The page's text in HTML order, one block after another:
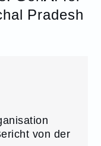
Pradesh
von der